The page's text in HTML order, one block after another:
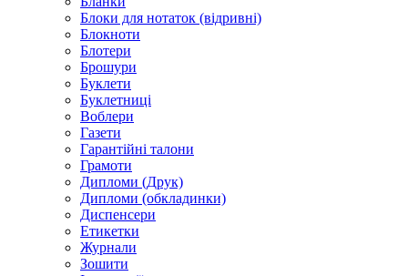
Блоки для нотаток (відривні)
Блокноти
Блотери
Брошури
Буклети
Буклетниці
Воблери
Газети
Гарантійні талони
Грамоти
Дипломи (Друк)
Дипломи (обкладинки)
Диспенсери
Етикетки
Журнали
Зошити